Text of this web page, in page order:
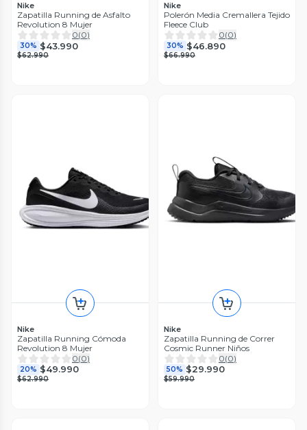
Nike
Zapatilla Running de Asfalto
Revolution 8 Mujer
0(0)
30% $43.990
$62.990
Nike
Polerón Media Cremallera Tejido
Fleece Club
0(0)
30% $46.890
$66.990
Nike
Zapatilla Running Cómoda
Revolution 8 Mujer
0(0)
20% $49.990
$62.990
Nike
Zapatilla Running de Correr
Cosmic Runner Niños
0(0)
50% $29.990
$59.990